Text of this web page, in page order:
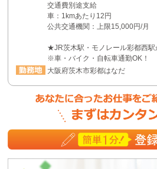
交通費別途支給
車：1kmあたり12円
公共交通機関：上限15,000円/月
★JR茨木駅・モノレール彩都西駅
※車・バイク・自転車通勤OK！
大阪府茨木市彩都はなだ